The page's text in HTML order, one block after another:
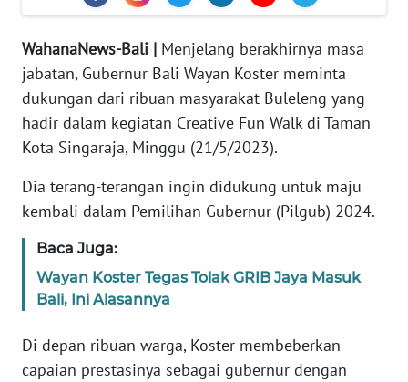
WahanaNews-Bali | Menjelang berakhirnya masa
jabatan, Gubernur Bali Wayan Koster meminta
dukungan dari ribuan masyarakat Buleleng yang
hadir dalam kegiatan Creative Fun Walk di Taman
Kota Singaraja, Minggu (21/5/2023).
Dia terang-terangan ingin didukung untuk maju
kembali dalam Pemilihan Gubernur (Pilgub) 2024.
Baca Juga:
Wayan Koster Tegas Tolak GRIB Jaya Masuk
Bali, Ini Alasannya
Di depan ribuan warga, Koster membeberkan
capaian prestasinya sebagai gubernur dengan
REDAKSI
KARIR
DISCLAIMER
Wahana
News
Regional
WN
SUMUT
JAKARTA